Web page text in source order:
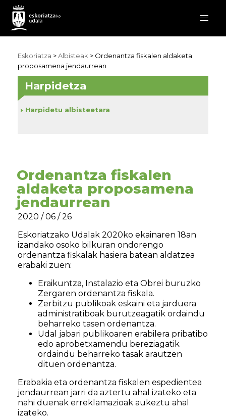
Eskoriatza >Albisteak > Ordenantza fiskalen aldaketa
proposamena jendaurrean
Ordenantza fiskalen
aldaketa proposamena
jendaurrean
2020 / 06 / 26
Eskoriatzako Udalak 2020ko ekainaren 18an
izandako osoko bilkuran ondorengo
ordenantza fiskalak hasiera batean aldatzea
erabaki zuen:
Eraikuntza, Instalazio eta Obrei buruzko
Zergaren ordenantza fiskala.
Zerbitzu publikoak eskaini eta jarduera
administratiboak burutzeagatik ordaindu
beharreko tasen ordenantza.
Udal jabari publikoaren erabilera pribatibo
edo aprobetxamendu bereziagatik
ordaindu beharreko tasak arautzen
dituen ordenantza.
Erabakia eta ordenantza fiskalen espedientea
jendaurrean jarri da aztertu ahal izateko eta
nahi duenak erreklamazioak aukeztu ahal
izateko.
Harpidetza
Harpidetu albisteetara